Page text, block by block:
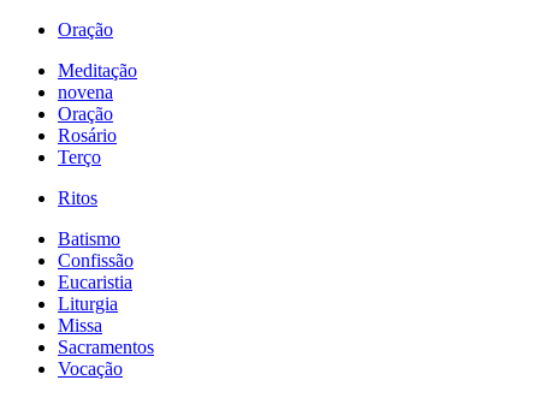
Oração
Meditação
novena
Oração
Rosário
Terço
Ritos
Batismo
Confissão
Eucaristia
Liturgia
Missa
Sacramentos
Vocação